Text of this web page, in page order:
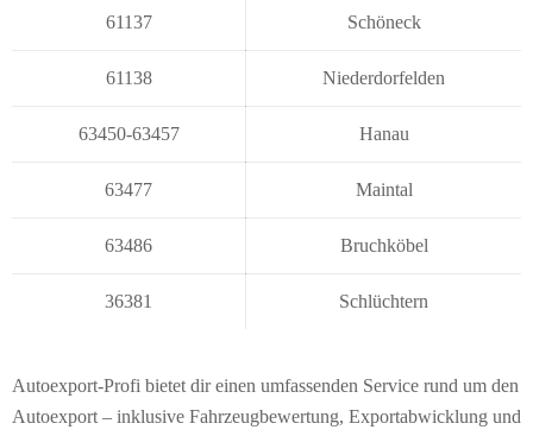
61137 Schöneck
61138 Niederdorfelden
63450-63457 Hanau
63477 Maintal
63486 Bruchköbel
36381 Schlüchtern
Autoexport-Profi bietet dir einen umfassenden Service rund um den
Autoexport – inklusive Fahrzeugbewertung, Exportabwicklung und